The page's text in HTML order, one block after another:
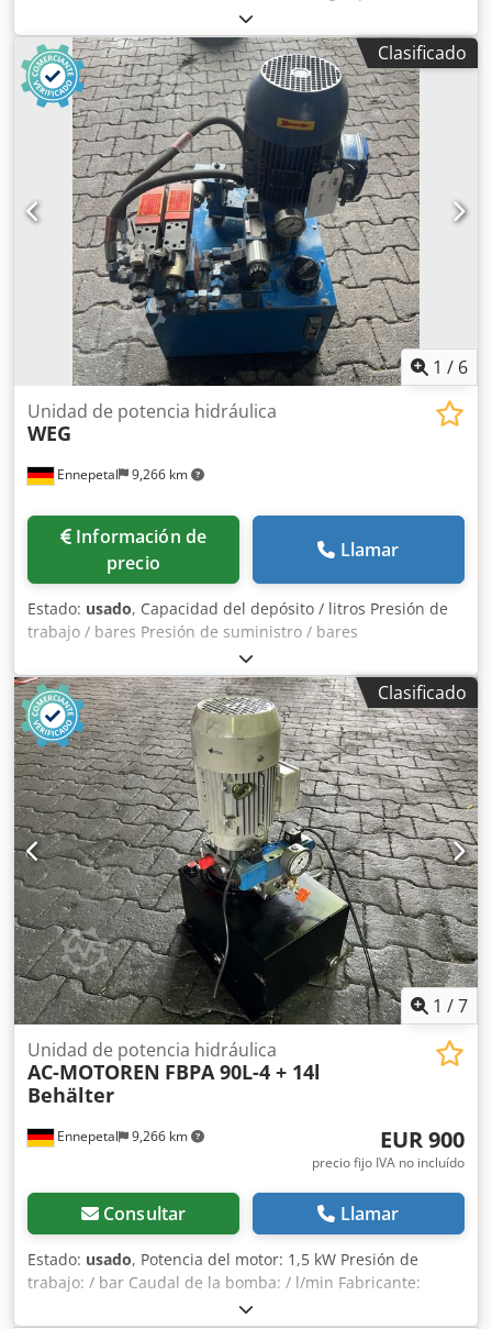
necesario, aproximadamente / m Dsdpfozdvf Iex Ahbswa
Clasificado
1 / 6
Ennepetal 9,266 km
Unidad de potencia hidráulica
WEG
Información de
precio
Llamar
Estado: usado, Capacidad del depósito / litros Presión de
trabajo / bares Presión de suministro / bares
Dedpfxezdvfzj Ahbjwa Peso / kg Espacio requerido,
aproximadamente / m
Clasificado
1 /7
Ennepetal 9,266 km
Unidad de potencia hidráulica
AC-MOTOREN FBPA 90L-4 + 14l
Behälter
EUR 900
precio fijo IVA no incluído
Consultar Llamar
Estado: usado, Potencia del motor: 1,5 kW Presión de
trabajo: / bar Caudal de la bomba: / l/min Fabricante:
motores de CA Tipo: FBPA 90L-4 Potencia: 1,5 kW - 1,8 kW